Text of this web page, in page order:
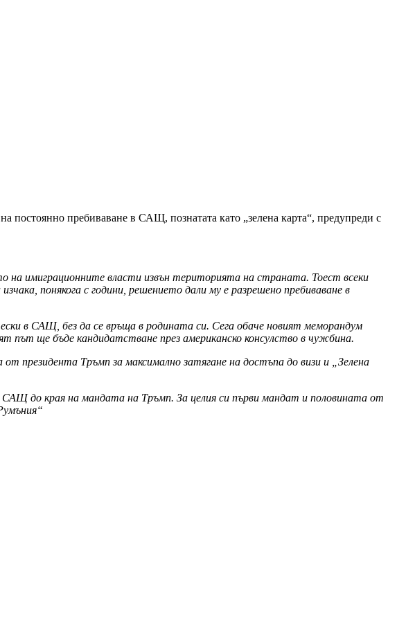
пребиваване в САЩ, познатата като „зелена карта“, предупреди с
на имиграционните власти извън територията на страната. Тоест всеки
понякога с години, решението дали му е разрешено пребиваване в
в САЩ, без да се връща в родината си. Сега обаче новият меморандум
път ще бъде кандидатстване през американско консулство в чужбина.
президента Тръмп за максимално затягане на достъпа до визи и „Зелена
САЩ до края на мандата на Тръмп. За целия си първи мандат и половината от